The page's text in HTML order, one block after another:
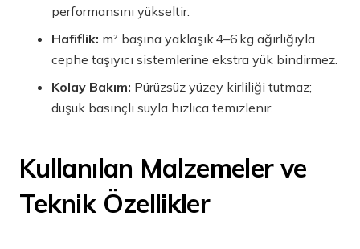
performansını yükseltir.
Hafiflik: m² başına yaklaşık 4–6 kg ağırlığıyla
cephe taşıyıcı sistemlerine ekstra yük bindirmez.
Kolay Bakım: Pürüzsüz yüzey kirliliği tutmaz;
düşük basınçlı suyla hızlıca temizlenir.
Kullanılan Malzemeler ve
Teknik Özellikler